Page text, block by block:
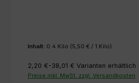
Inhalt: 0.4 Kilo (5,50 € / 1 Kilo)
2,20 €-38,01 € Varianten erhältlich
Preise inkl. MwSt. zzgl. Versandkosten